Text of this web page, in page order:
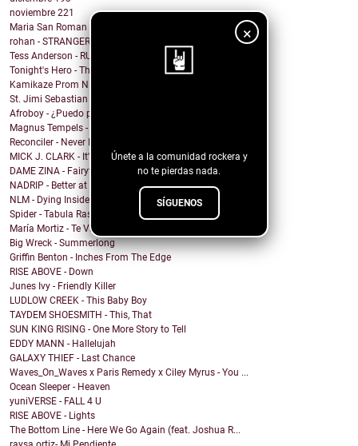
×
Únete a la comunidad rockera y
no te pierdas nada.
SÍGUENOS
noviembre 221
Maria San Roman - DRUNK IN LUV
rohan - STRANGER ARMS
Tess Anderson - RUN
Tonight's Hero - There's Something In My Eggnog
Kamikaze Prom Night - I Have a Thing for Redheads
St. Jimi Sebastian Cricket Club - Golden Parachuter
Afroboy - ¿Puedo parar un instante?
Magnus Tempels - Deep Feelings
Reconciler - Never Fade Away
MICK J. CLARK - It's Getting Near Christmas.
DAME ZINA - Fairytales
NADRIP - Better at Goodbye
NLM - Dying Inside (Without You)
Spider - Tabula Rasa
María Mortiz - Te Vas
Big Wreck - Summerlong
Griffin Benton - Inches From The Edge
RISE ABOVE - Down
Junes Ivy - Friendly Killer
LUDLOW CREEK - This Baby Boy
TAYDEM SHOESMITH - This, That
SUN KING RISING - One More Story to Tell
EDDY MANN - Hallelujah
GALAXY THIEF - Last Chance
Waves_On_Waves x Paris Remedy x Ciley Myrus - You ...
Ocean Sleeper - Heaven
yuniVERSE - FALL 4 U
RISE ABOVE - Lights
The Bottom Line - Here We Go Again (feat. Joshua R...